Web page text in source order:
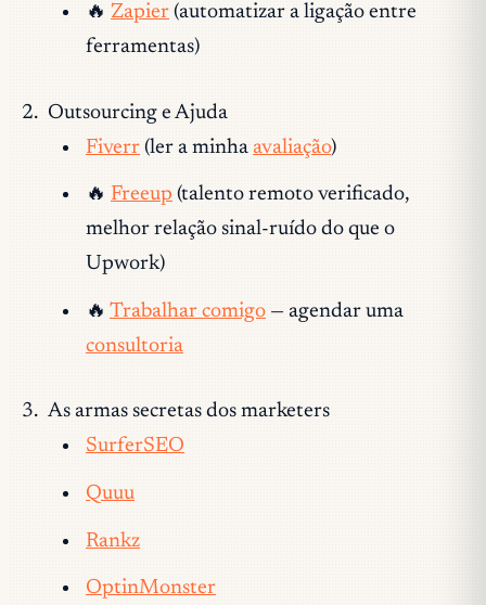
🔥Zapier (automatizar a ligação entre
ferramentas)
Outsourcing e Ajuda
Fiverr (ler a minha avaliação)
🔥 Freeup (talento remoto verificado,
melhor relação sinal-ruído do que o
Upwork)
🔥Trabalhar comigo — agendar uma
consultoria
As armas secretas dos marketers
SurferSEO
Quuu
Rankz
OptinMonster